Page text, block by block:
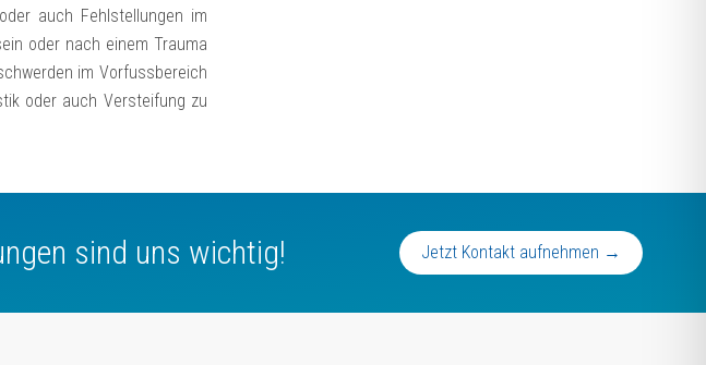
auch Fehlstellungen im
oder nach einem Trauma
im Vorfussbereich
oder auch Versteifung zu
sind uns wichtig! Jetzt Kontakt aufnehmen →